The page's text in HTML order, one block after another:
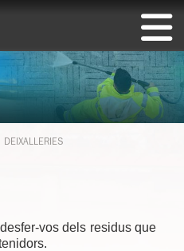
DEIXALLERIES
vos dels residus que